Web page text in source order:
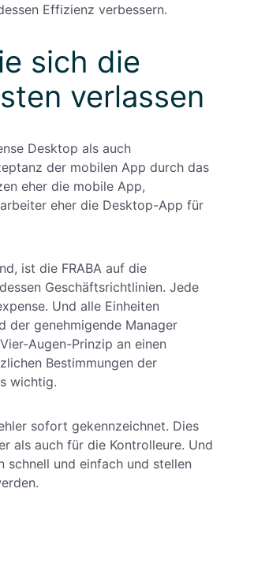
Effizienz verbessern.
sich die
verlassen
Desktop als auch
der mobilen App durch das
eher die mobile App,
eher die Desktop-App für
ist die FRABA auf die
Geschäftsrichtlinien. Jede
Und alle Einheiten
der genehmigende Manager
Augen-Prinzip an einen
Bestimmungen der
wichtig.
sofort gekennzeichnet. Dies
als auch für die Kontrolleure. Und
schnell und einfach und stellen